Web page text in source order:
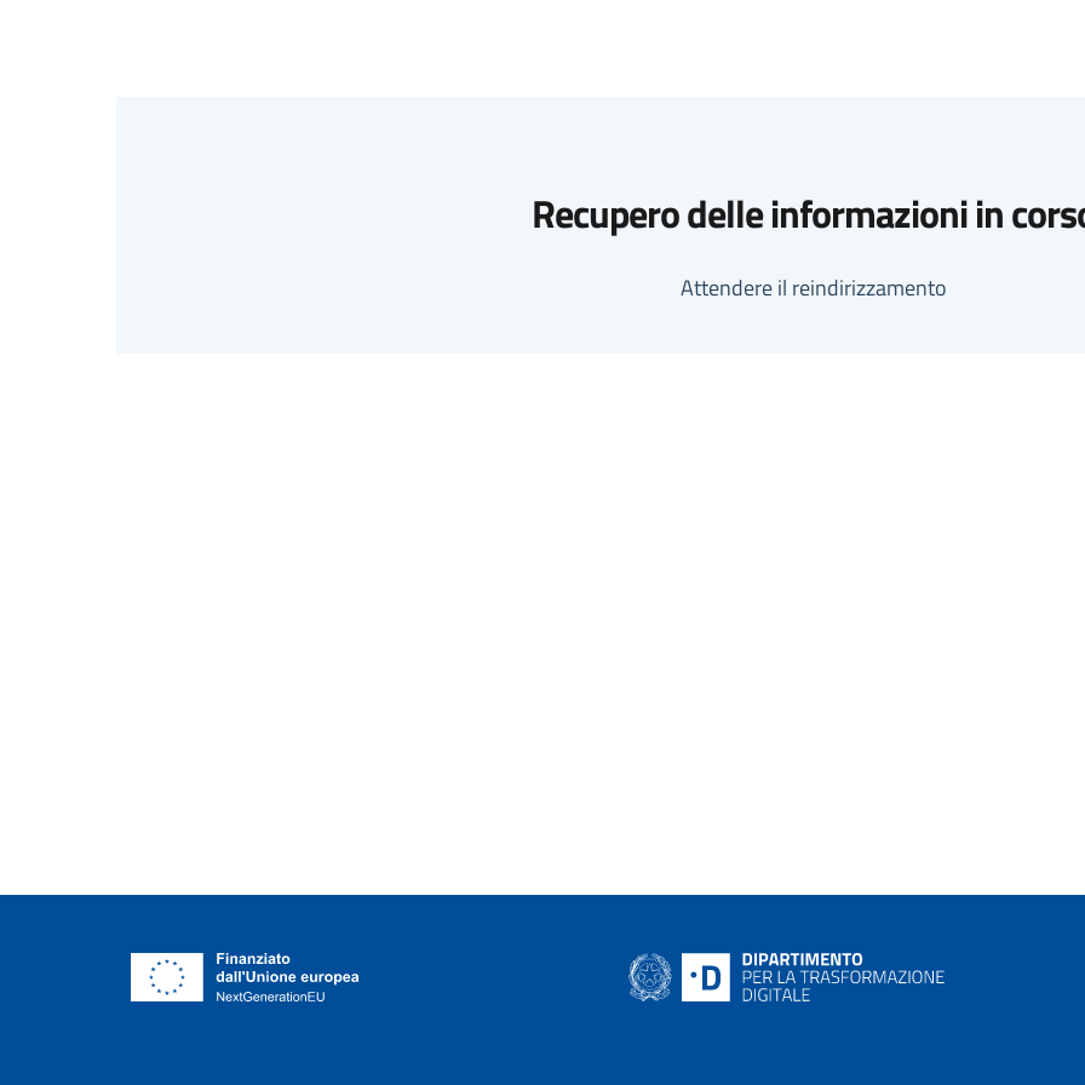
Recupero delle informazioni in
Attendere il reindirizzamento